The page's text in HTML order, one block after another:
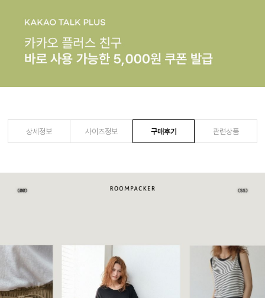
상세정보 사이즈정보 구매후기 관련상품